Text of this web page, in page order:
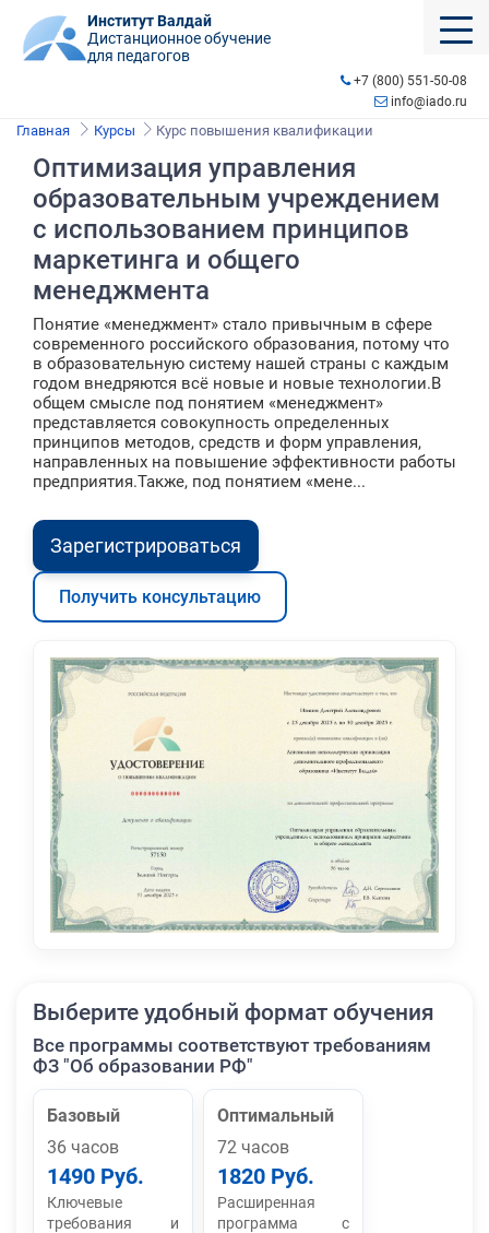
Институт Валдай
Дистанционное обучение
для педагогов
+7 (800) 551-50-08
info@iado.ru
Главная Курсы Курс повышения квалификации
Оптимизация управления
образовательным учреждением
с использованием принципов
маркетинга и общего
менеджмента
Понятие «менеджмент» стало привычным в сфере
современного российского образования, потому что
в образовательную систему нашей страны с каждым
годом внедряются всё новые и новые технологии.В
общем смысле под понятием «менеджмент»
представляется совокупность определенных
принципов методов, средств и форм управления,
направленных на повышение эффективности работы
предприятия.Также, под понятием «мене...
Зарегистрироваться
Получить консультацию
Выберите удобный формат обучения
Все программы соответствуют требованиям
ФЗ "Об образовании РФ"
Базовый
36 часов
1490 Руб.
Ключевые
требования и
Оптимальный
72 часов
1820 Руб.
Расширенная
программа с